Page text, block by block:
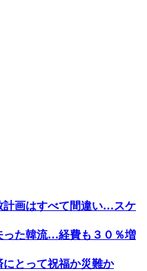
計画はすべて間違い…スケ
った韓流…経費も３０％増
にとって祝福か災難か